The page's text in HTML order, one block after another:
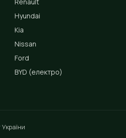
Hyundai
Kia
Nissan
Ford
BYD (електро)